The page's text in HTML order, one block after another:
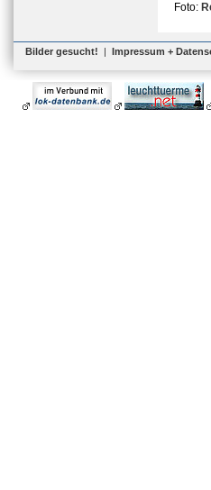
Foto:
Bilder gesucht! | Impressum +